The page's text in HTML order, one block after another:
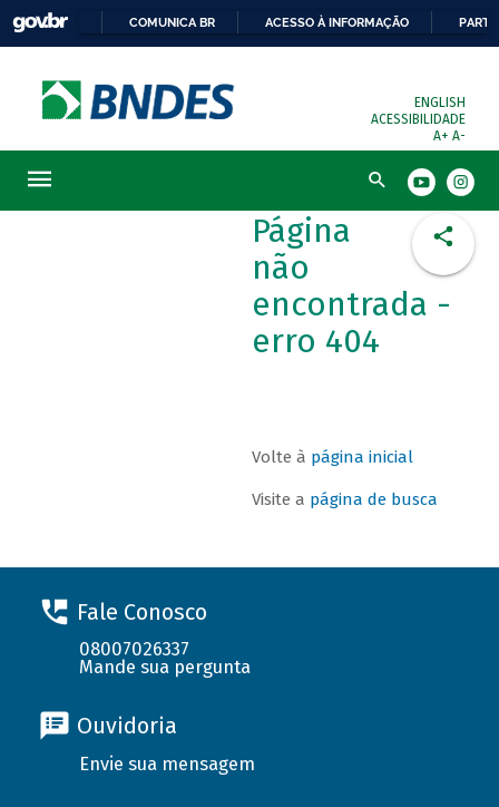
COMUNICA BR ACESSO À INFORMAÇÃO
ENGLISH
ACESSIBILIDADE
A+ A-
Busca
Página
não
encontrada -
erro 404
Volte à página inicial
Visite a página de busca
Fale Conosco
08007026337
Mande sua pergunta
Ouvidoria
Envie sua mensagem